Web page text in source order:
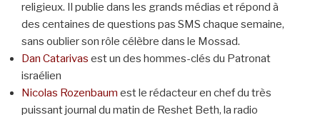
religieux. Il publie dans les grands médias et répond à
des centaines de questions pas SMS chaque semaine,
sans oublier son rôle célèbre dans le Mossad.
Dan Catarivas est un des hommes-clés du Patronat
israélien
Nicolas Rozenbaum est le rédacteur en chef du très
puissant journal du matin de Reshet Beth, la radio